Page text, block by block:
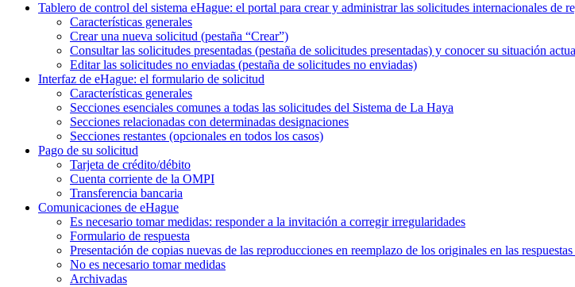
Tablero de control del sistema eHague: el portal para crear y administrar las solicitudes internacionales de
Características generales
Crear una nueva solicitud (pestaña “Crear”)
Consultar las solicitudes presentadas (pestaña de solicitudes presentadas) y conocer su situación
Editar las solicitudes no enviadas (pestaña de solicitudes no enviadas)
Interfaz de eHague: el formulario de solicitud
Características generales
Secciones esenciales comunes a todas las solicitudes del Sistema de La Haya
Secciones relacionadas con determinadas designaciones
Secciones restantes (opcionales en todos los casos)
Pago de su solicitud
Tarjeta de crédito/débito
Cuenta corriente de la OMPI
Transferencia bancaria
Comunicaciones de eHague
Es necesario tomar medidas: responder a la invitación a corregir irregularidades
Formulario de respuesta
Presentación de copias nuevas de las reproducciones en reemplazo de los originales en las
No es necesario tomar medidas
Archivadas